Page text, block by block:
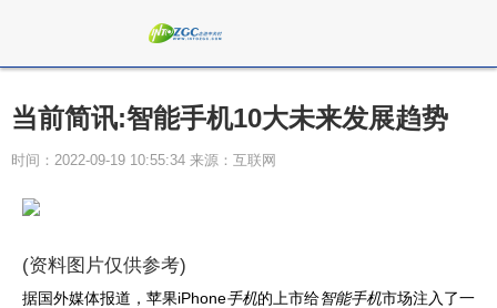
当前简讯:智能手机10大未来发展趋势
时间：2022-09-19 10:55:34 来源：互联网
(资料图片仅供参考)
据国外媒体报道，苹果iPhone手机的上市给智能手机市场注入了一